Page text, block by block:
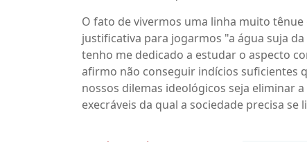
O fato de vivermos uma linha muito
justificativa para jogarmos "a água suja
tenho me dedicado a estudar o aspecto
afirmo não conseguir indícios suficientes
nossos dilemas ideológicos seja eliminar
execráveis da qual a sociedade precisa se